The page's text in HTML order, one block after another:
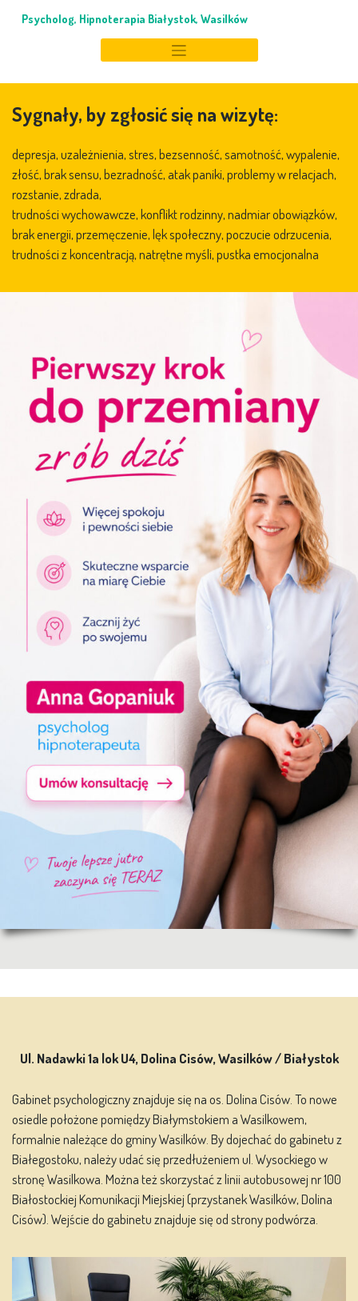
Psycholog, Hipnoterapia Białystok, Wasilków
Sygnały, by zgłosić się na wizytę:
depresja, uzależnienia, stres, bezsenność, samotność, wypalenie,
złość, brak sensu, bezradność, atak paniki, problemy w relacjach,
rozstanie, zdrada,
trudności wychowawcze, konflikt rodzinny, nadmiar obowiązków,
brak energii, przemęczenie, lęk społeczny, poczucie odrzucenia,
trudności z koncentracją, natrętne myśli, pustka emocjonalna
Ul. Nadawki 1a lok U4, Dolina Cisów, Wasilków / Białystok
Gabinet psychologiczny znajduje się na os. Dolina Cisów. To nowe
osiedle położone pomiędzy Białymstokiem a Wasilkowem,
formalnie należące do gminy Wasilków. By dojechać do gabinetu z
Białegostoku, należy udać się przedłużeniem ul. Wysockiego w
stronę Wasilkowa. Można też skorzystać z linii autobusowej nr 100
Białostockiej Komunikacji Miejskiej (przystanek Wasilków, Dolina
Cisów). Wejście do gabinetu znajduje się od strony podwórza.